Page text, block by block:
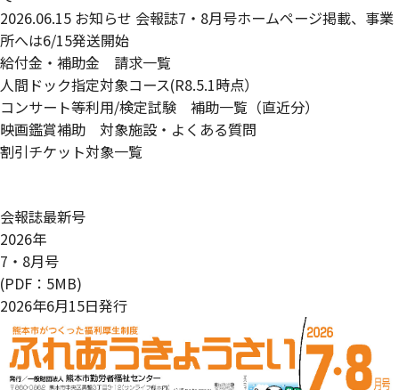
2026.06.15 お知らせ 会報誌7・8月号ホームページ掲載、事業
所へは6/15発送開始
給付金・補助金 請求一覧
人間ドック指定対象コース(R8.5.1時点）
コンサート等利用/検定試験 補助一覧 （直近分）
映画鑑賞補助 対象施設・よくある質問
割引チケット対象一覧
会報誌最新号
2026年
7・8月号
(PDF：5MB)
2026年6月15日発行